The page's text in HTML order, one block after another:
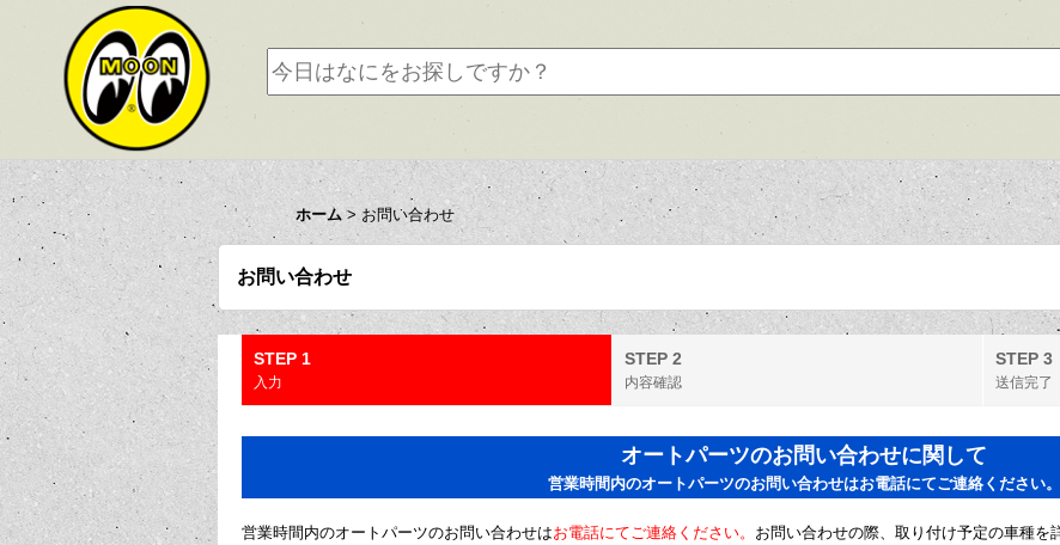
ホーム > お問い合わせ
お問い合わせ
STEP 1
入力
STEP 2
内容確認
STEP 3
送信完了
オートパーツのお問い合わせに関して
営業時間内のオートパーツのお問い合わせはお電話にてご連絡ください。
営業時間内のオートパーツのお問い合わせはお電話にてご連絡ください。 お問い合わせの際、取り付け予定の車種